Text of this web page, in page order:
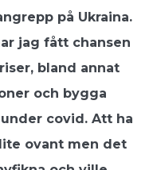
på Ukraina.
jag fått chansen
bland annat
och bygga
covid. Att ha
ovant men det